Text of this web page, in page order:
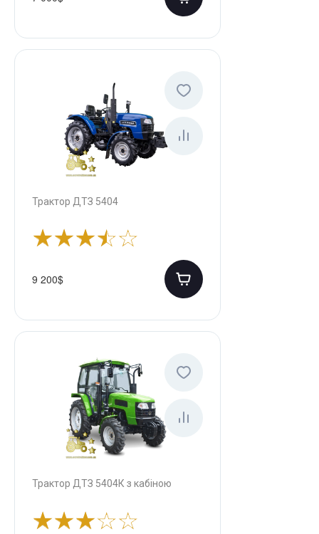
Трактор ДТЗ 5404
9 200$
Трактор ДТЗ 5404К з кабіною